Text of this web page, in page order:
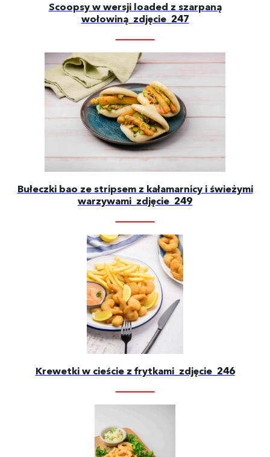
Scoopsy w wersji loaded z szarpaną
wołowiną_zdjęcie_247
Bułeczki bao ze stripsem z kałamarnicy i świeżymi
warzywami_zdjęcie_249
Krewetki w cieście z frytkami_zdjęcie_246